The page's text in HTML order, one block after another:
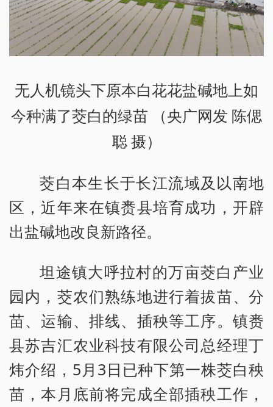
无人机镜头下原本白花花盐碱地上如
今种满了茭白的绿苗 （央广网发 陈偲
聪 摄）
茭白本生长于长江流域及以南地
区，近年来在镇赉县培育成功，开辟
出盐碱地改良新路径。
坦途镇大呼拉村的万亩茭白产业
园内，茭农们熟练地进行着拔苗、分
苗、运输、排线、插秧等工序。镇赉
县苏吉汇农业科技有限公司总经理丁
炜介绍，5月3日已种下第一株茭白秧
苗，本月底前将完成全部插秧工作，